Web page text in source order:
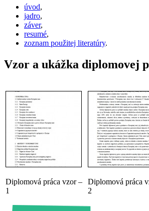
úvod,
jadro,
záver,
resumé,
zoznam použitej literatúry.
Vzor a ukážka diplomovej
Diplomová práca vzor –
1
Diplomová práca
2